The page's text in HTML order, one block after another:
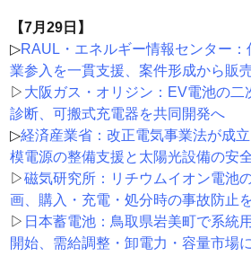
【7月29日】
▷RAUL・エネルギー情報センター：
業参入を一貫支援、案件形成から販
▷ 大阪ガス・オリジン：EV電池の二
診断、可搬式充電器を共同開発へ
▷経済産業省：改正電気事業法が成
模電源の整備支援と太陽光設備の安
▷磁気研究所：リチウムイオン電池
画、購入・充電・処分時の事故防止
▷ 日本蓄電池：鳥取県岩美町で系統
開始、需給調整・卸電力・容量市場